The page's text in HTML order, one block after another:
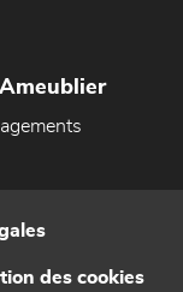
des cookies